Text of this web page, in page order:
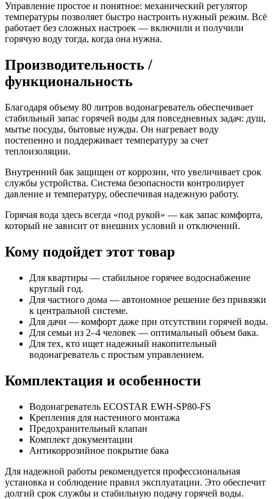
Управление простое и понятное: механический регулятор
температуры позволяет быстро настроить нужный режим. Всё
работает без сложных настроек — включили и получили
горячую воду тогда, когда она нужна.
Производительность /
функциональность
Благодаря объему 80 литров водонагреватель обеспечивает
стабильный запас горячей воды для повседневных задач: душ,
мытье посуды, бытовые нужды. Он нагревает воду
постепенно и поддерживает температуру за счет
теплоизоляции.
Внутренний бак защищен от коррозии, что увеличивает срок
службы устройства. Система безопасности контролирует
давление и температуру, обеспечивая надежную работу.
Горячая вода здесь всегда «под рукой» — как запас комфорта,
который не зависит от внешних условий и отключений.
Кому подойдет этот товар
Для квартиры — стабильное горячее водоснабжение
круглый год.
Для частного дома — автономное решение без привязки
к центральной системе.
Для дачи — комфорт даже при отсутствии горячей воды.
Для семьи из 2–4 человек — оптимальный объем бака.
Для тех, кто ищет надежный накопительный
водонагреватель с простым управлением.
Комплектация и особенности
Водонагреватель ECOSTAR EWH-SP80-FS
Крепления для настенного монтажа
Предохранительный клапан
Комплект документации
Антикоррозийное покрытие бака
Для надежной работы рекомендуется профессиональная
установка и соблюдение правил эксплуатации. Это обеспечит
долгий срок службы и стабильную подачу горячей воды.